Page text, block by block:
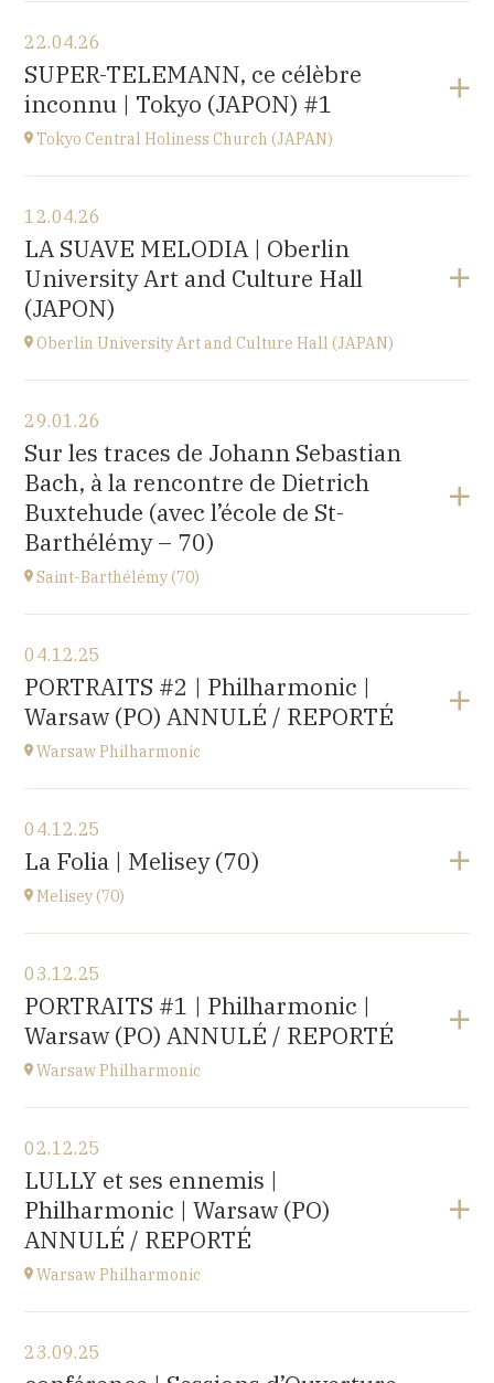
Tokyo (JAPAN)
à 19H
22.04.26
SUPER-TELEMANN, ce célèbre
inconnu | Tokyo (JAPON) #1
Tokyo Central Holiness Church (JAPAN)
Tokyo (JAPAN)
à14H
12.04.26
LA SUAVE MELODIA | Oberlin
University Art and Culture Hall
(JAPON)
Oberlin University Art and Culture Hall (JAPAN)
〒194-0032 東京都町田市本町田2600-4
2600-4, Honmachida, Machida City, Tokyo (JAPAN)
à14H
Accéder au site
29.01.26
Sur les traces de Johann Sebastian
Bach, à la rencontre de Dietrich
Buxtehude (avec l’école de St-
Barthélémy – 70)
Saint-Barthélémy (70)
Gymnase,
1B Route de Ronchamp, 70270 Saint-Barthélemy
à15H
04.12.25
PORTRAITS #2 | Philharmonic |
Warsaw (PO) ANNULÉ / REPORTÉ
Warsaw Philharmonic
POLOGNE
à20H00
Acheter vos billets
04.12.25
La Folia | Melisey (70)
Melisey (70)
Melisey (70)
à18H00
03.12.25
PORTRAITS #1 | Philharmonic |
Warsaw (PO) ANNULÉ / REPORTÉ
Warsaw Philharmonic
POLOGNE
à20H00
Acheter vos billets
02.12.25
LULLY et ses ennemis |
Philharmonic | Warsaw (PO)
ANNULÉ / REPORTÉ
Warsaw Philharmonic
POLOGNE
23.09.25